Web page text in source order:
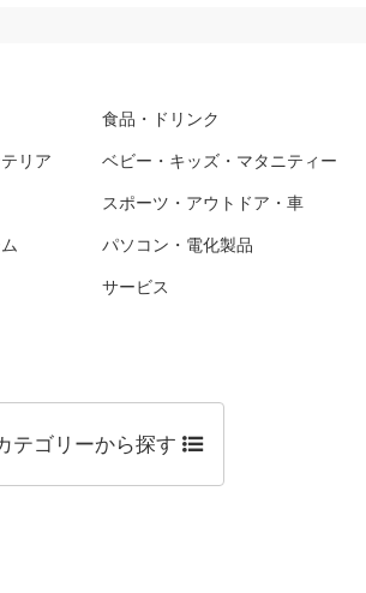
食品・ドリンク
リア ベビー・キッズ・マタニティー
スポーツ・アウトドア・車
パソコン・電化製品
サービス
テゴリーから探す